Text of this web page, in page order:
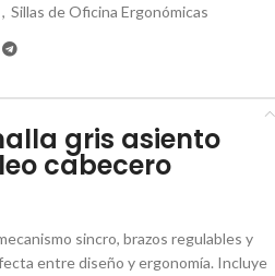
, Sillas de Oficina Ergonómicas
gris asiento
cabecero
sincro, brazos regulables y
entre diseño y ergonomía. Incluye